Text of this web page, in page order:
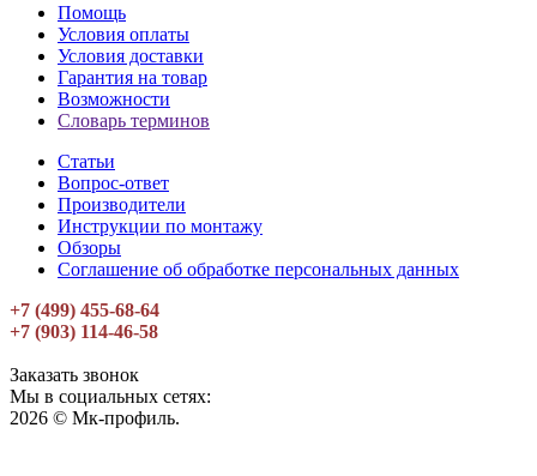
Помощь
Условия оплаты
Условия доставки
Гарантия на товар
Возможности
Словарь терминов
Статьи
Вопрос-ответ
Производители
Инструкции по монтажу
Обзоры
Соглашение об обработке персональных данных
+7 (499) 455-68-64
+7 (903) 114-46-58
Заказать звонок
Мы в социальных сетях:
2026 © Мк-профиль.